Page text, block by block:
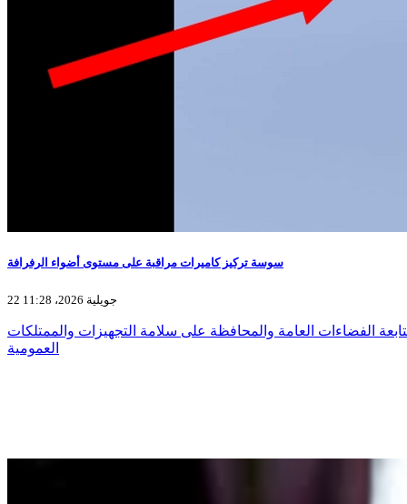
سوسة تركيز كاميرات مراقبة على مستوى أضواء الرفرافة
22 جويلية 2026، 11:28
الفضاءات العامة والمحافظة على سلامة التجهيزات والممتلكات
العمومية